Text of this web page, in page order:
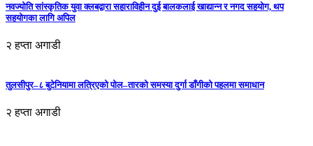
नवज्योति सांस्कृतिक युवा क्लबद्वारा सहाराविहीन दुई बालकलाई खाद्यान्न र नगद सहयोग, थप
सहयोगका लागि अपिल
२ हप्ता अगाडी
तुलसीपुर–८ बुटेनियामा लत्रिएको पोल–तारको समस्या दुर्गा डाँगीको पहलमा समाधान
२ हप्ता अगाडी